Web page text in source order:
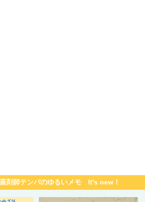
剤師テンパのゆるいメモ It's new！